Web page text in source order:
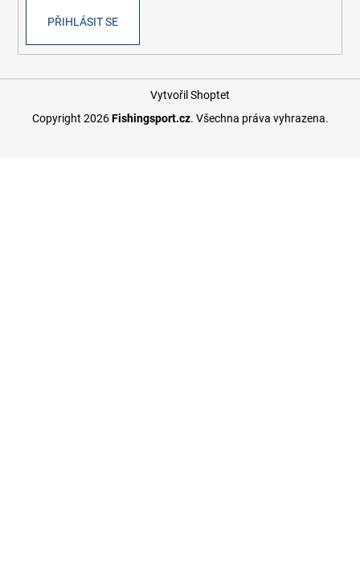
PŘIHLÁSIT SE
Vytvořil Shoptet
Copyright 2026Fishingsport.cz. Všechna práva vyhrazena.